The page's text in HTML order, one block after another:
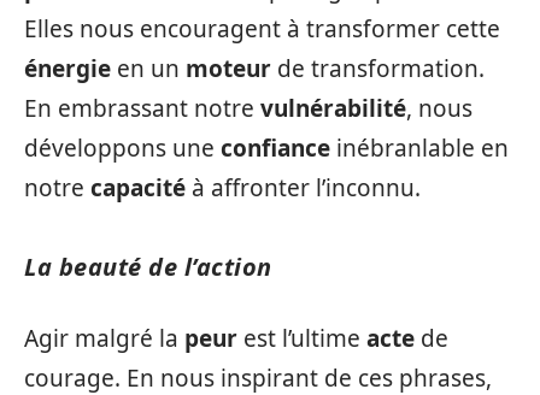
Elles nous encouragent à transformer cette
énergie en un moteur de transformation.
En embrassant notre vulnérabilité, nous
développons une confiance inébranlable en
notre capacité à affronter l’inconnu.
La beauté de l’action
Agir malgré la peur est l’ultime acte de
courage. En nous inspirant de ces phrases,